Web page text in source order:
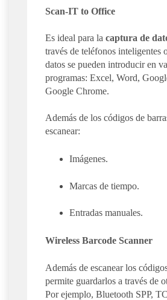
Scan-IT to Office
Es ideal para la captura de
través de teléfonos inteligentes
datos se pueden introducir en
programas: Excel, Word,
Google Chrome.
Además de los códigos de
escanear:
Imágenes.
Marcas de tiempo.
Entradas manuales.
Wireless Barcode Scanner
Además de escanear los
permite guardarlos a través de
Por ejemplo, Bluetooth SPP,